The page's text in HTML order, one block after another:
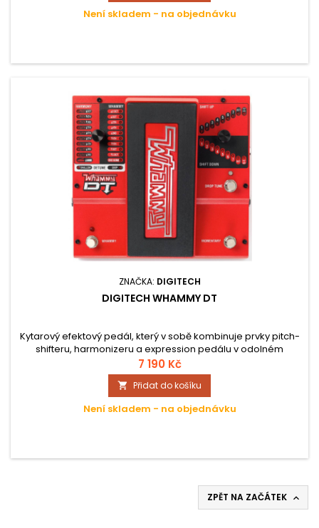
Není skladem - na objednávku
ZNAČKA: DIGITECH
DIGITECH WHAMMY DT
Kytarový efektový pedál, který v sobě kombinuje prvky pitch-
shifteru, harmonizeru a expression pedálu v odolném
kovovém těle.
7 190 Kč
 Přidat do košíku
Není skladem - na objednávku
ZPĚT NA ZAČÁTEK 